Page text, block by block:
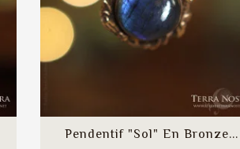
Pendentif "Sol" En Bronze...